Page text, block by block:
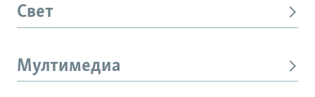
Свет
Мултимедиа